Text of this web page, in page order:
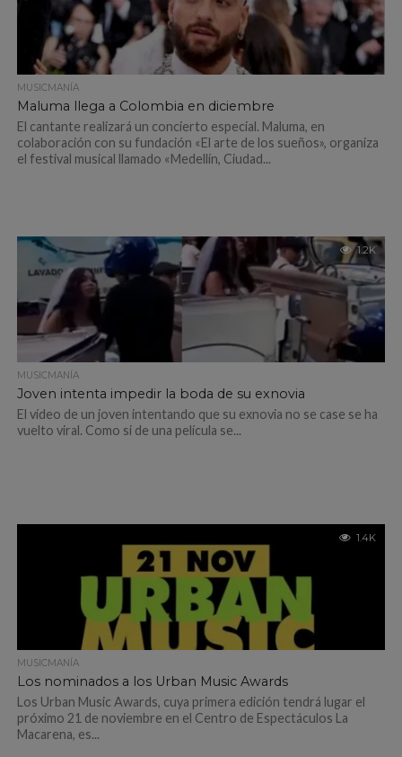
MUSICMANÍA
Maluma llega a Colombia en diciembre
El cantante realizará un concierto especial. Maluma, en
colaboración con su fundación «El arte de los sueños», organiza
el festival musical llamado «Medellín, Ciudad...
1.2K
MUSICMANÍA
Joven intenta impedir la boda de su exnovia
El vídeo de un joven intentando que su exnovia no se case se ha
vuelto viral. Como si de una película se...
1.4K
MUSICMANÍA
Los nominados a los Urban Music Awards
Los Urban Music Awards, cuya primera edición tendrá lugar el
próximo 21 de noviembre en el Centro de Espectáculos La
Macarena, es...